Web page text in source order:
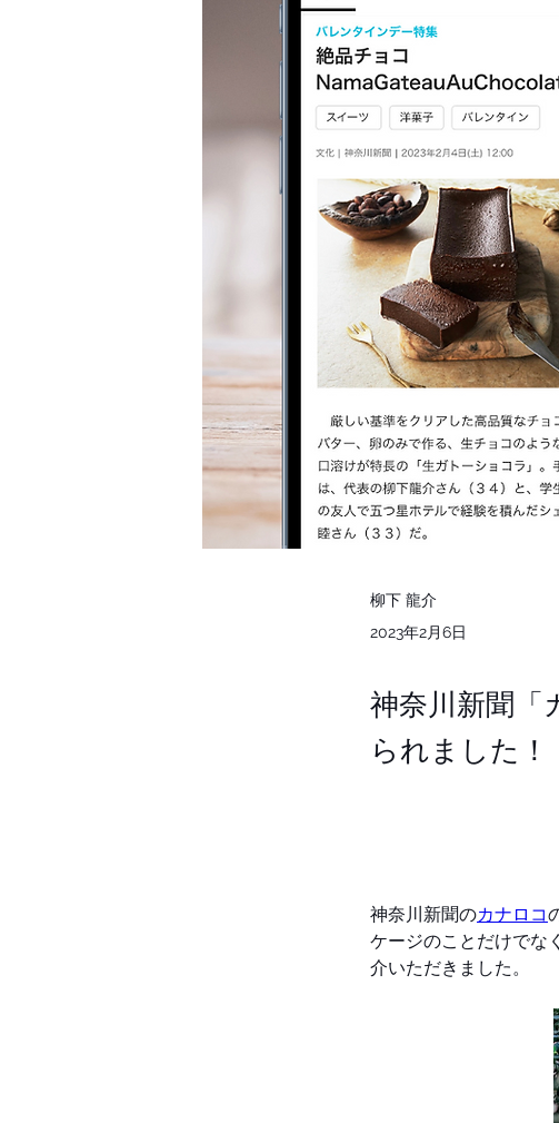
柳下 龍介
2023年2月6日
神奈川新聞「
られました！
神奈川新聞のカナロコ
ケージのことだけでな
介いただきました。